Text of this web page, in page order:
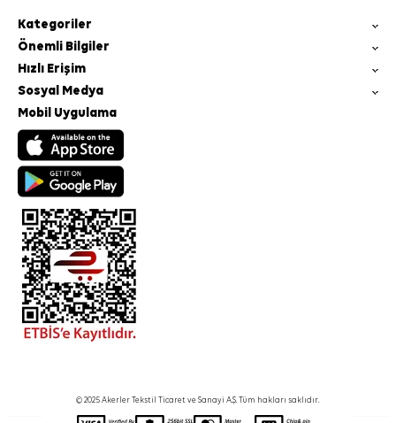
Kategoriler
Önemli Bilgiler
Hızlı Erişim
Sosyal Medya
Mobil Uygulama
© 2025 Akerler Tekstil Ticaret ve Sanayi A.Ş. Tüm hakları saklıdır.